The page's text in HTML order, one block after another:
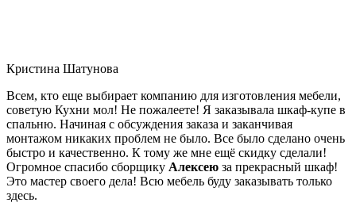
Кристина Шатунова
Всем, кто еще выбирает компанию для изготовления мебели,
советую Кухни мол! Не пожалеете! Я заказывала шкаф-купе в
спальню. Начиная с обсуждения заказа и заканчивая
монтажом никаких проблем не было. Все было сделано очень
быстро и качественно. К тому же мне ещё скидку сделали!
Огромное спасибо сборщику Алексею за прекрасный шкаф!
Это мастер своего дела! Всю мебель буду заказывать только
здесь.